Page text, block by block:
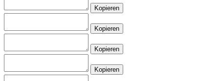
Kopieren
Kopieren
Kopieren
Kopieren